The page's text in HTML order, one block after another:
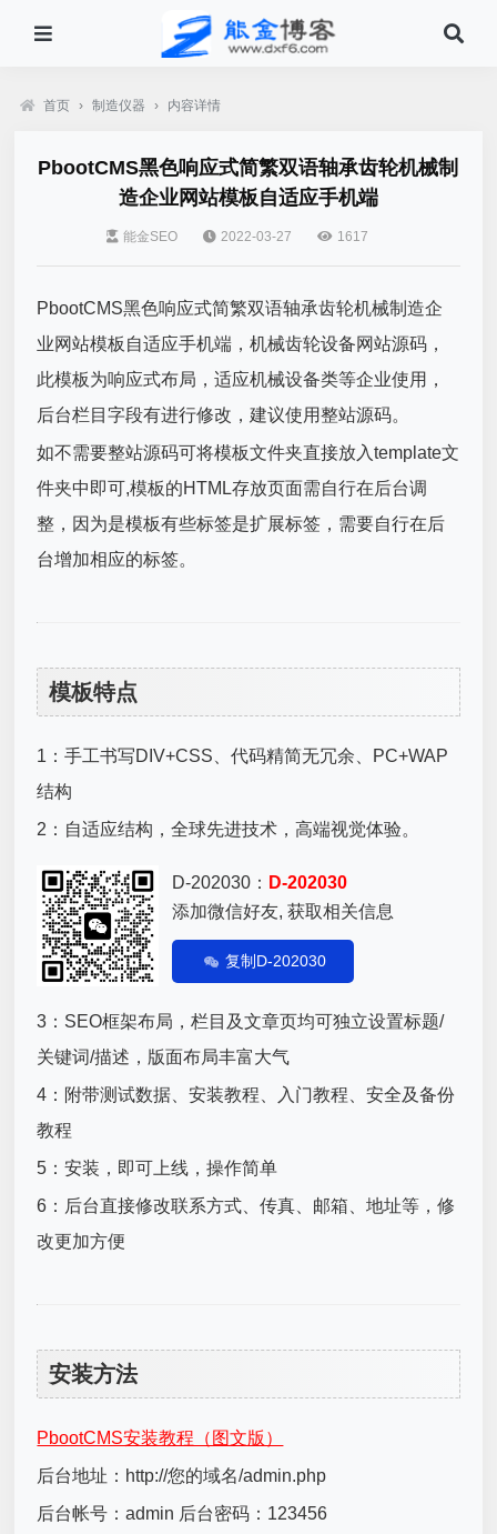
首页 › 制造仪器 › 内容详情
PbootCMS黑色响应式简繁双语轴承齿轮机械制
造企业网站模板自适应手机端
能金SEO 2022-03-27 1617
PbootCMS黑色响应式简繁双语轴承齿轮机械制造企
业网站模板自适应手机端，机械齿轮设备网站源码，
此模板为响应式布局，适应机械设备类等企业使用，
后台栏目字段有进行修改，建议使用整站源码。
如不需要整站源码可将模板文件夹直接放入template文
件夹中即可,模板的HTML存放页面需自行在后台调
整，因为是模板有些标签是扩展标签，需要自行在后
台增加相应的标签。
模板特点
1：手工书写DIV+CSS、代码精简无冗余、PC+WAP
结构
2：自适应结构，全球先进技术，高端视觉体验。
D-202030： D-202030
添加微信好友, 获取相关信息
复制D-202030
3：SEO框架布局，栏目及文章页均可独立设置标题/
关键词/描述，版面布局丰富大气
4：附带测试数据、安装教程、入门教程、安全及备份
教程
5：安装，即可上线，操作简单
6：后台直接修改联系方式、传真、邮箱、地址等，修
改更加方便
安装方法
PbootCMS安装教程（图文版）
后台地址：http://您的域名/admin.php
后台帐号：admin 后台密码：123456